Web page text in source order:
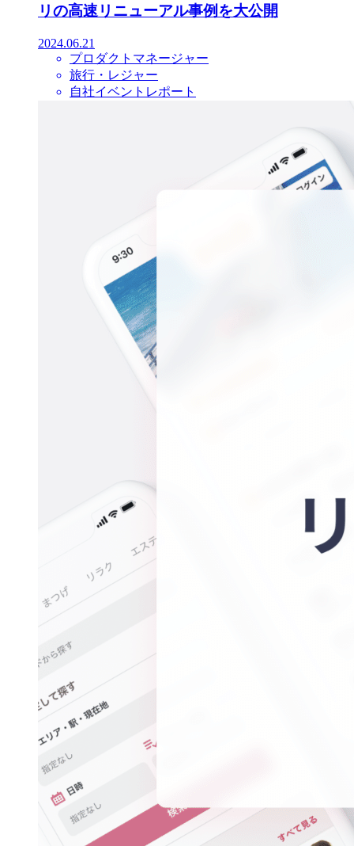
リの高速リニューアル事例を大公開
2024.06.21
プロダクトマネージャー
旅行・レジャー
自社イベントレポート